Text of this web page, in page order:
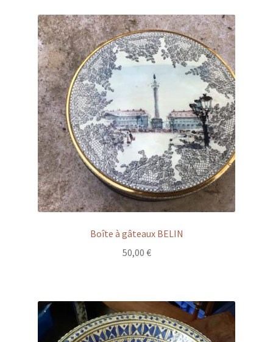
Boîte à gâteaux BELIN
50,00 €